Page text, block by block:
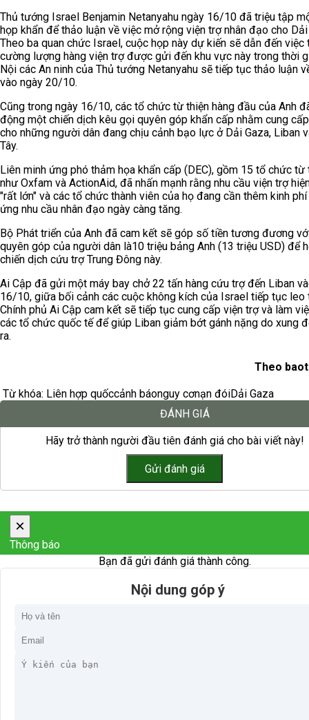
Thủ tướng Israel Benjamin Netanyahu ngày 16/10 đã triệu tập
họp khẩn để thảo luận về việc mở rộng viện trợ nhân đạo cho Dải
Theo ba quan chức Israel, cuộc họp này dự kiến sẽ dẫn đến việc
cường lượng hàng viện trợ được gửi đến khu vực này trong thời
Nội các An ninh của Thủ tướng Netanyahu sẽ tiếp tục thảo luận
vào ngày 20/10.
Cũng trong ngày 16/10, các tổ chức từ thiện hàng đầu của Anh
động một chiến dịch kêu gọi quyên góp khẩn cấp nhằm cung
cho những người dân đang chịu cảnh bạo lực ở Dải Gaza, Liban
Tây.
Liên minh ứng phó thảm họa khẩn cấp (DEC), gồm 15 tổ chức từ
như Oxfam và ActionAid, đã nhấn mạnh rằng nhu cầu viện trợ
"rất lớn" và các tổ chức thành viên của họ đang cần thêm kinh
ứng nhu cầu nhân đạo ngày càng tăng.
Bộ Phát triển của Anh đã cam kết sẽ góp số tiền tương đương
quyên góp của người dân là10 triệu bảng Anh (13 triệu USD) để
chiến dịch cứu trợ Trung Đông này.
Ai Cập đã gửi một máy bay chở 22 tấn hàng cứu trợ đến Liban
16/10, giữa bối cảnh các cuộc không kích của Israel tiếp tục leo
Chính phủ Ai Cập cam kết sẽ tiếp tục cung cấp viện trợ và làm
các tổ chức quốc tế để giúp Liban giảm bớt gánh nặng do xung
ra.
Theo
Từ khóa: Liên hợp quốccảnh báonguy cơnạn đóiDải Gaza
ĐÁNH GIÁ
Hãy trở thành người đầu tiên đánh giá cho bài viết này!
×
Thông báo
Bạn đã gửi đánh giá thành công.
Nội dung góp ý